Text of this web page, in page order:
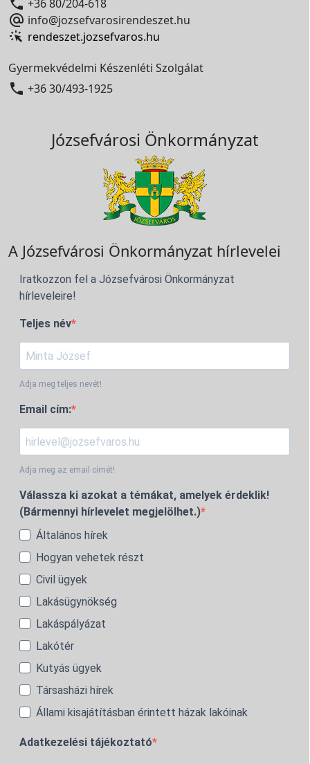
 +36 80/204-618
 info@jozsefvarosirendeszet.hu
rendeszet.jozsefvaros.hu
Gyermekvédelmi Készenléti Szolgálat
 +36 30/493-1925
Józsefvárosi Önkormányzat
A Józsefvárosi Önkormányzat hírlevelei
Iratkozzon fel a Józsefvárosi Önkormányzat
hírleveleire!
Teljes név
Adja meg teljes nevét!
Email cím:
Adja meg az email címét!
Válassza ki azokat a témákat, amelyek érdeklik!
(Bármennyi hírlevelet megjelölhet.)
Általános hírek
Hogyan vehetek részt
Civil ügyek
Lakásügynökség
Lakáspályázat
Lakótér
Kutyás ügyek
Társasházi hírek
Állami kisajátításban érintett házak lakóinak
Adatkezelési tájékoztató